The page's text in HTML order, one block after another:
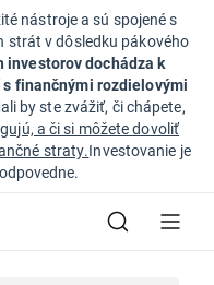
nástroje a sú spojené s
strát v dôsledku pákového
investorov dochádza k
finančnými rozdielovými
by ste zvážiť, či chápete,
a či si môžete dovoliť
straty.Investovanie je